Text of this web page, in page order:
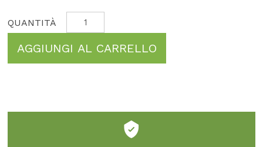
AGGIUNGI AL CARRELLO